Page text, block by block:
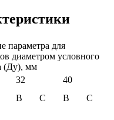
параметра для
диаметром условного
(Ду), мм
32
40
B C B C